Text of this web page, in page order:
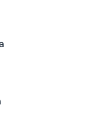
начиная с 14
отметить,
открываются
солнечным
свет играет на
и балюстрады
премиум-класса.
проведенного
небом в зоне
лайнера есть два